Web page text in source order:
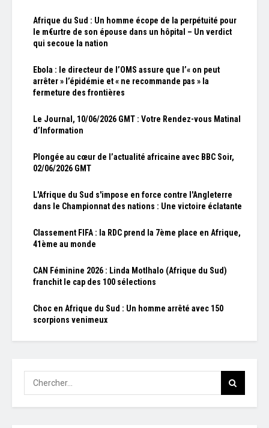
Afrique du Sud : Un homme écope de la perpétuité pour
le m€urtre de son épouse dans un hôpital – Un verdict
qui secoue la nation
Ebola : le directeur de l’OMS assure que l’« on peut
arrêter » l’épidémie et « ne recommande pas » la
fermeture des frontières
Le Journal, 10/06/2026 GMT : Votre Rendez-vous Matinal
d’Information
Plongée au cœur de l’actualité africaine avec BBC Soir,
02/06/2026 GMT
L'Afrique du Sud s'impose en force contre l'Angleterre
dans le Championnat des nations : Une victoire éclatante
Classement FIFA : la RDC prend la 7ème place en Afrique,
41ème au monde
CAN Féminine 2026 : Linda Motlhalo (Afrique du Sud)
franchit le cap des 100 sélections
Choc en Afrique du Sud : Un homme arrêté avec 150
scorpions venimeux